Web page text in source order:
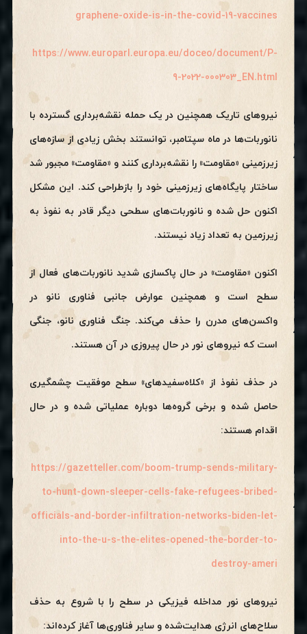
graphene-oxide-is-in-the-covid-19-vaccines
https://www.europarl.europa.eu/doceo/document/P-
9-2022-000303_EN.html
نیروهای تاریک همچنین در یک حمله نقشه‌برداری گسترده با
نانوربات‌ها در ماه سپتامبر، توانستند بخش زیادی از سازه‌های
زیرزمینی «مقاومت» را نقشه‌برداری کنند و «مقاومت» مجبور شد
ساختار پایگاه‌های زیرزمینی خود را بازطراحی کند. این مشکل
اکنون حل شده و نانوربات‌های سطحی دیگر قادر به نفوذ به
زیرزمین به تعداد زیاد نیستند.
اکنون «مقاومت» در حال پاکسازی شدید نانوربات‌های فعال از
سطح است و همچنین عوارض جانبی فناوری نانو در
واکسن‌های مدرن را حذف می‌کند. جنگ فناوری نانو، جنگی
است که نیروهای نور در حال پیروزی در آن هستند.
در حذف نفوذ از «کلاه‌سفیدهای» سطح موفقیت چشمگیری
حاصل شده و برخی گروه‌ها دوباره عملیاتی شده و در حال
اقدام هستند:
https://gazetteller.com/boom-trump-sends-military-
to-hunt-down-sleeper-cells-fake-refugees-bribed-
officials-and-border-infiltration-networks-biden-let-
into-the-u-s-the-elites-opened-the-border-to-
destroy-ameri
نیروهای نور مداخله فیزیکی در سطح را با شروع به حذف
سلاح‌های انرژی هدایت‌شده و سایر فناوری‌ها آغاز کرده‌اند: